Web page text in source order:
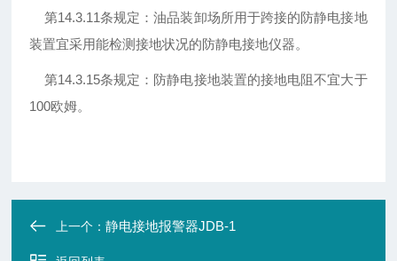
第14.3.11条规定：油品装卸场所用于跨接的防静电接地
装置宜采用能检测接地状况的防静电接地仪器。
第14.3.15条规定：防静电接地装置的接地电阻不宜大于
100欧姆。
上一个：静电接地报警器JDB-1